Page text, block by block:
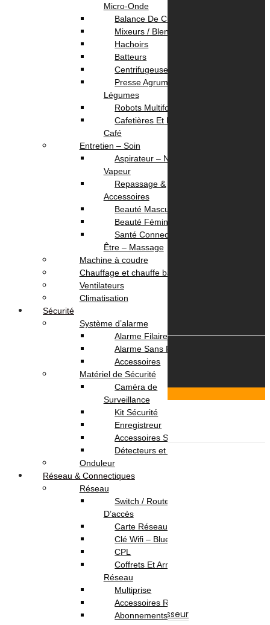
Instagram
Informations
Localisation
politique de confidentialité
Nos Services
Votre Compte
Panier
Suivi commande
© 2026 OmegaNet.tn
Informatique
Ordinateur Portable
Pc Portable
Pc Portable Gamer
Pc Portable Pro
Ordinateur de Bureau
Ecran
Pc de Bureau
Pc de Bureau Gamer
Pc Tout En Un
Composants Informatique
Disque Dur Interne
Afficheur
Ventilateur & Refroidisseur
Micro-Onde
Balance De Cuisine
Mixeurs / Blenders
Hachoirs
Batteurs
Centrifugeuses
Presse Agrumes /
Légumes
Robots Multifonction
Cafetières Et Moulin À
Café
Entretien – Soin
Aspirateur – Nettoyeur
Vapeur
Repassage &
Accessoires
Beauté Masculine
Beauté Féminine
Santé Connectée – Bien
Être – Massage
Machine à coudre
Chauffage et chauffe bain
Ventilateurs
Climatisation
Sécurité
Système d’alarme
Alarme Filaire
Alarme Sans Fil
Accessoires
Matériel de Sécurité
Caméra de
Surveillance
Kit Sécurité
Enregistreur
Accessoires Sécurité
Détecteurs et Capteurs
Onduleur
Réseau & Connectiques
Réseau
Switch / Routeurs / Point
D’accès
Carte Réseau
Clé Wifi – Bluetooth
CPL
Coffrets Et Armoires
Réseau
Multiprise
Accessoires Réseau
Abonnements Internet